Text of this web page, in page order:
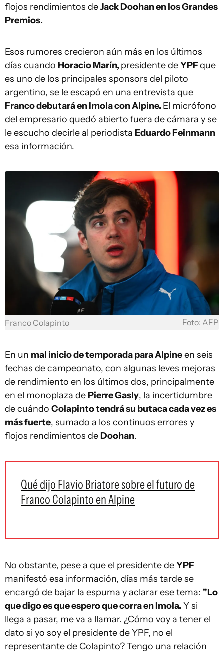
flojos rendimientos deJack Doohan en los Grandes
Premios.
Esos rumores crecieron aún más en los últimos
días cuando Horacio Marín, presidente deYPFque
es uno de los principales sponsors del piloto
argentino, se le escapó en una entrevista que
Franco debutará en Imola con Alpine. El micrófono
del empresario quedó abierto fuera de cámara y se
le escucho decirle al periodista Eduardo Feinmann
esa información.
Franco Colapinto Foto: AFP
En un mal inicio de temporada para Alpineen seis
fechas de campeonato, con algunas leves mejoras
de rendimiento en los últimos dos, principalmente
en el monoplaza de Pierre Gasly, la incertidumbre
de cuándo Colapinto tendrá su butaca cada vez es
más fuerte, sumado a los continuos errores y
flojos rendimientos de Doohan.
Qué dijo Flavio Briatore sobre el futuro de
Franco Colapinto en Alpine
No obstante, pese a que el presidente deYPF
manifestó esa información, días más tarde se
encargó de bajar la espuma y aclarar ese tema: "Lo
que digo es que espero que corra en Imola. Y si
llega a pasar, me va a llamar. ¿Cómo voy a tener el
dato si yo soy el presidente de YPF, no el
representante de Colapinto? Tengo una relación